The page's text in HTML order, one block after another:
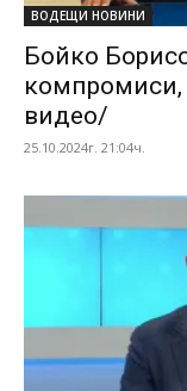
ВОДЕЩИ НОВИНИ
Бойко
компромиси,
видео/
25.10.2024г. 21:04ч.